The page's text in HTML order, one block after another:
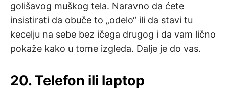
golišavog muškog tela. Naravno da ćete
insistirati da obuče to „odelo“ ili da stavi tu
kecelju na sebe bez ičega drugog i da vam lično
pokaže kako u tome izgleda. Dalje je do vas.
20. Telefon ili laptop